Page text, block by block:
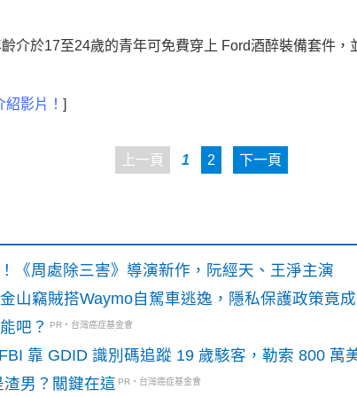
介於17至24歲的青年可免費穿上 Ford酒醉裝備套件
影片！ ]
上一頁 1 2 下一頁
《周處除三害》導演新作，阮經天、王淨主演
山竊賊搭Waymo自駕車逃逸，隱私保護政策竟
吧？
PR・台灣癌症基金會
靠 GDID 識別碼追蹤 19 歲駭客，勒索 800 萬
男？關鍵在這 PR・台灣癌症基金會